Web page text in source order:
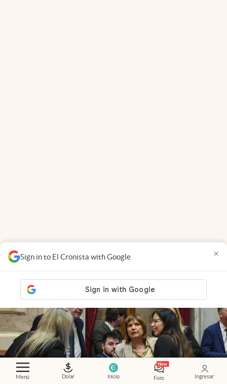
Menú Dolar Inicio Foro Ingresar
Sign in to El Cronista with Google ×
EN VIVO. Propiedad privada: con cruces y
chicanas, el Senado discute el proyecto y se votaría
pasada la medianoche